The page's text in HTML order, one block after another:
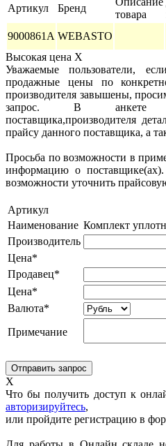
Артикул Бренд
товара
9000861A WEBASTO
Высокая цена X
Уважаемые пользователи,
продажные цены по
производителя завышены,
запрос. В анкете
поставщика,производителя
прайсу данного поставщика, а
Просьба по возможности в
информацию о
возможности уточнить
Артикул
Наименование Комплект
Производитель
Цена*
Продавец*
Цена*
Валюта*
Примечание
X
Что бы получить доступ к
авторизируйтесь,
или пройдите регистрацию в